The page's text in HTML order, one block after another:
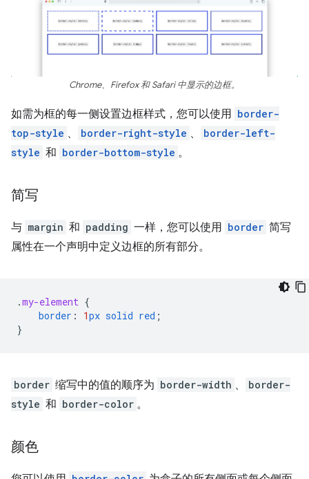
Chrome、Firefox 和 Safari 中显示的边框。
如需为框的每一侧设置边框样式，您可以使用 border-
top-style 、 border-right-style 、
border-left-
style 和 border-bottom-style 。
简写
与 margin 和 padding 一样，您可以使用 border 简写
属性在一个声明中定义边框的所有部分。
.my-element {
border : 1px solid red ;
}
border 缩写中的值的顺序为 border-width 、
border-
style 和 border-color 。
颜色